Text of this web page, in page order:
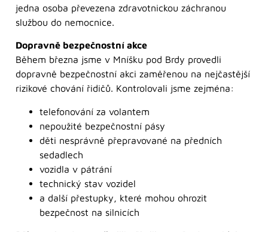
jedna osoba převezena zdravotnickou záchranou
službou do nemocnice.
Dopravně bezpečnostní akce
Během března jsme v Mníšku pod Brdy provedli
dopravně bezpečnostní akci zaměřenou na nejčastější
rizikové chování řidičů. Kontrolovali jsme zejména:
telefonování za volantem
nepoužité bezpečnostní pásy
děti nesprávně přepravované na předních
sedadlech
vozidla v pátrání
technický stav vozidel
a další přestupky, které mohou ohrozit
bezpečnost na silnicích